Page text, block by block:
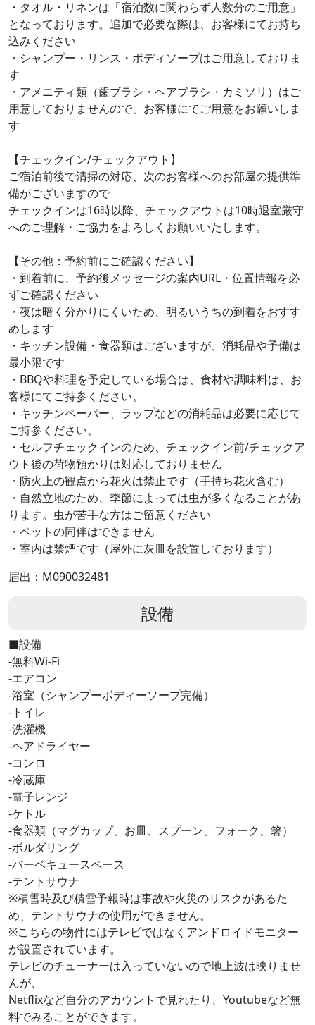
・タオル・リネンは「宿泊数に関わらず人数分のご用意」
となっております。追加で必要な際は、お客様にてお持ち
込みください
・シャンプー・リンス・ボディソープはご用意しておりま
す
・アメニティ類（歯ブラシ・ヘアブラシ・カミソリ）はご
用意しておりませんので、お客様にてご用意をお願いしま
す
【チェックイン/チェックアウト】
ご宿泊前後で清掃の対応、次のお客様へのお部屋の提供準
備がございますので
チェックインは16時以降、チェックアウトは10時退室厳守
へのご理解・ご協力をよろしくお願いいたします。
【その他：予約前にご確認ください】
・到着前に、予約後メッセージの案内URL・位置情報を必
ずご確認ください
・夜は暗く分かりにくいため、明るいうちの到着をおすす
めします
・キッチン設備・食器類はございますが、消耗品や予備は
最小限です
・BBQや料理を予定している場合は、食材や調味料は、お
客様にてご持参ください。
・キッチンペーパー、ラップなどの消耗品は必要に応じて
ご持参ください。
・セルフチェックインのため、チェックイン前/チェックア
ウト後の荷物預かりは対応しておりません
・防火上の観点から花火は禁止です（手持ち花火含む）
・自然立地のため、季節によっては虫が多くなることがあ
ります。虫が苦手な方はご留意ください
・ペットの同伴はできません
・室内は禁煙です（屋外に灰皿を設置しております）
届出：M090032481
設備
■設備
‐無料Wi-Fi
‐エアコン
‐浴室（シャンプーボディーソープ完備）
‐トイレ
‐洗濯機
‐ヘアドライヤー
‐コンロ
‐冷蔵庫
‐電子レンジ
‐ケトル
‐食器類（マグカップ、お皿、スプーン、フォーク、箸）
‐ボルダリング
‐バーベキュースペース
‐テントサウナ
※積雪時及び積雪予報時は事故や火災のリスクがあるた
め、テントサウナの使用ができません。
※こちらの物件にはテレビではなくアンドロイドモニター
が設置されています。
テレビのチューナーは入っていないので地上波は映りませ
んが、
Netflixなど自分のアカウントで見れたり、Youtubeなど無
料でみることができます。